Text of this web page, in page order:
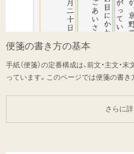
便箋の書き方の基本
手紙（便箋）の定番構成は、前文・主文・
っています。このページでは便箋の書き
さらに